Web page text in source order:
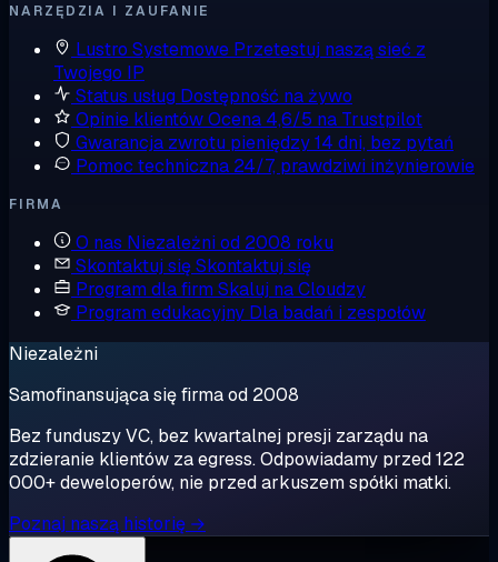
NARZĘDZIA I ZAUFANIE
Lustro Systemowe Przetestuj naszą sieć z
Twojego IP
Status usług Dostępność na żywo
Opinie klientówOcena 4,6/5 na Trustpilot
Gwarancja zwrotu pieniędzy14 dni, bez pytań
Pomoc techniczna 24/7, prawdziwi inżynierowie
FIRMA
O nas Niezależni od 2008 roku
Skontaktuj sięSkontaktuj się
Program dla firm Skaluj na Cloudzy
Program edukacyjny Dla badań i zespołów
Niezależni
Samofinansująca się firma od 2008
Bez funduszy VC, bez kwartalnej presji zarządu na
zdzieranie klientów za egress. Odpowiadamy przed 122
000+ deweloperów, nie przed arkuszem spółki matki.
Poznaj naszą historię →